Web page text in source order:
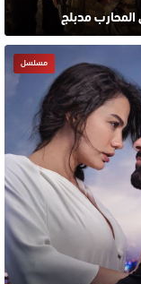
مدبلج
مسلسل